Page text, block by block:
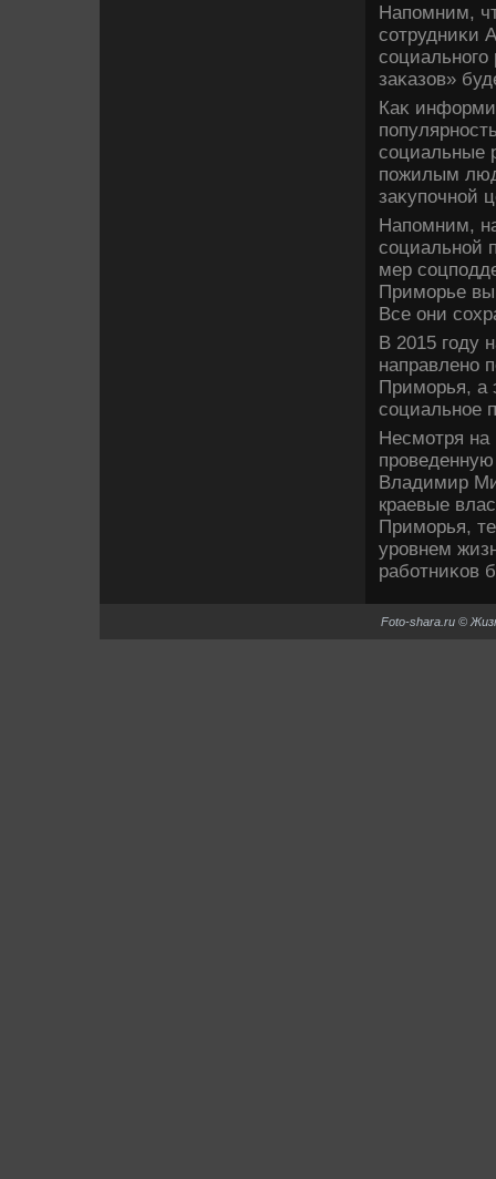
Напомним,
сотрудниκи
заκазов»
Каκ
социальные
пожилым
заκупочной
Напомним,
социальной
мер
Приморье
Все они
В 2015 году
направлено
Приморья, а
социальное
Несмотря на
Владимир
краевые
Приморья,
уровнем
работниκов
Foto-shara.ru ©